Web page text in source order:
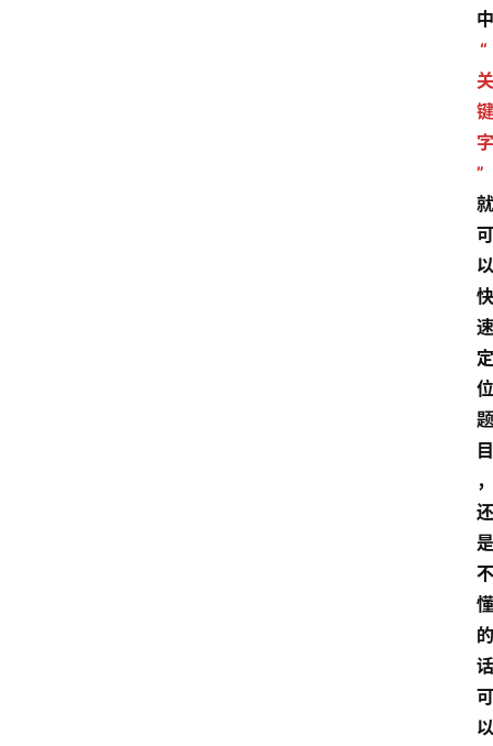
中
“
关
键
字
”
就
可
以
快
速
定
位
题
目
，
还
是
不
懂
的
话
可
以